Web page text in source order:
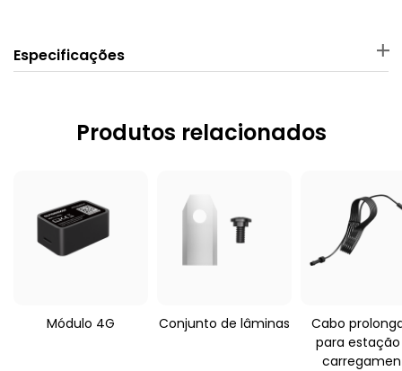
Especificações
ASA 22 × 12 .5 × 22 cm
Sunseeker V3/S3/S4/S5
Produtos relacionados
Módulo 4G Conjunto de lâminas
Cabo
para